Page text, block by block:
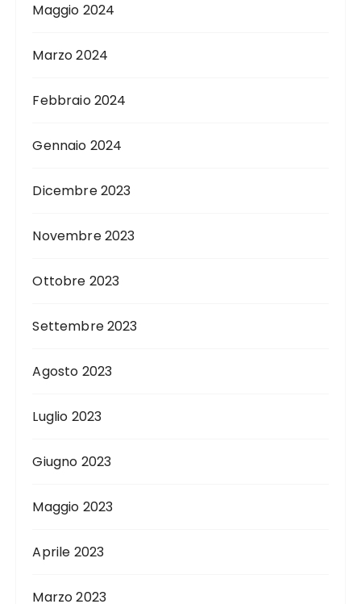
Maggio 2024
Marzo 2024
Febbraio 2024
Gennaio 2024
Dicembre 2023
Novembre 2023
Ottobre 2023
Settembre 2023
Agosto 2023
Luglio 2023
Giugno 2023
Maggio 2023
Aprile 2023
Marzo 2023